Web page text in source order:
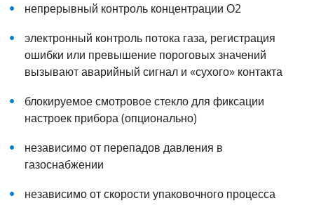
непрерывный контроль концентрации О2
электронный контроль потока газа, регистрация
ошибки или превышение пороговых значений
вызывают аварийный сигнал и «сухого» контакта
блокируемое смотровое стекло для фиксации
настроек прибора (опционально)
независимо от перепадов давления в
газоснабжении
независимо от скорости упаковочного процесса